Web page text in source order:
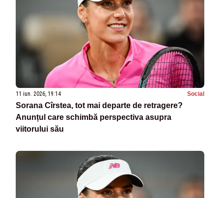
11 iun. 2026, 19:14 Social
Sorana Cîrstea, tot mai departe de retragere?
Anunțul care schimbă perspectiva asupra
viitorului său